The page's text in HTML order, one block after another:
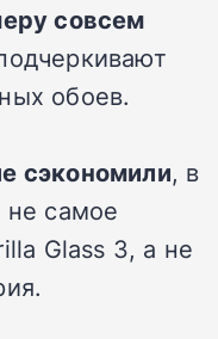
совсем
обоев.
сэкономили, в
не самое
Glass 3, а не